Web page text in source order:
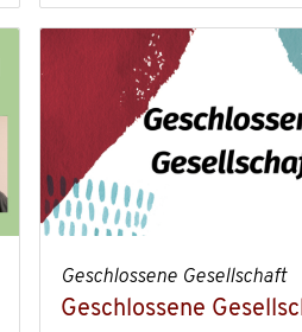
Geschlossene Gesellschaft
Geschlossene